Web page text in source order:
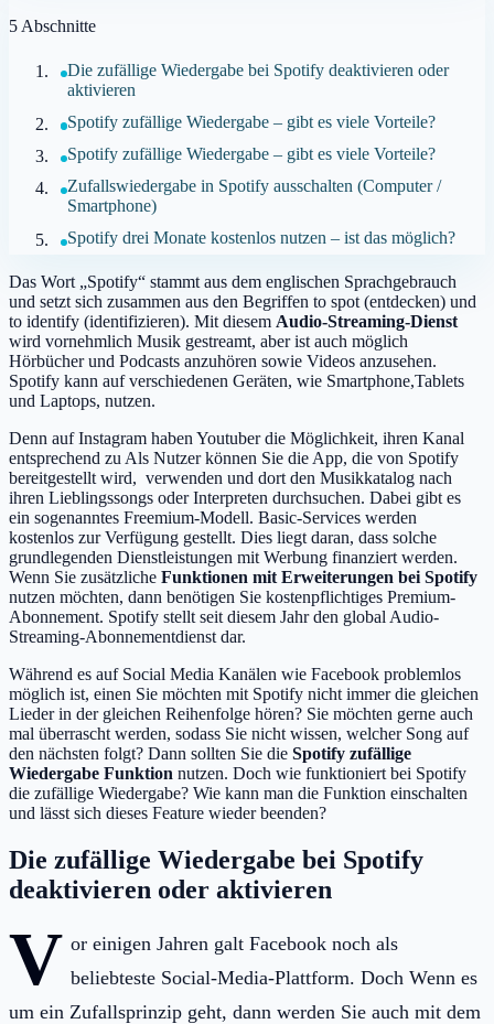
5 Abschnitte
Die zufällige Wiedergabe bei Spotify deaktivieren oder
aktivieren
Spotify zufällige Wiedergabe – gibt es viele Vorteile?
Spotify zufällige Wiedergabe – gibt es viele Vorteile?
Zufallswiedergabe in Spotify ausschalten (Computer /
Smartphone)
Spotify drei Monate kostenlos nutzen – ist das möglich?
Das Wort „Spotify“ stammt aus dem englischen Sprachgebrauch
und setzt sich zusammen aus den Begriffen to spot (entdecken) und
to identify (identifizieren). Mit diesem Audio-Streaming-Dienst
wird vornehmlich Musik gestreamt, aber ist auch möglich
Hörbücher und Podcasts anzuhören sowie Videos anzusehen.
Spotify kann auf verschiedenen Geräten, wie Smartphone,Tablets
und Laptops, nutzen.
Denn auf Instagram haben Youtuber die Möglichkeit, ihren Kanal
entsprechend zu Als Nutzer können Sie die App, die von Spotify
bereitgestellt wird, verwenden und dort den Musikkatalog nach
ihren Lieblingssongs oder Interpreten durchsuchen. Dabei gibt es
ein sogenanntes Freemium-Modell. Basic-Services werden
kostenlos zur Verfügung gestellt. Dies liegt daran, dass solche
grundlegenden Dienstleistungen mit Werbung finanziert werden.
Wenn Sie zusätzliche Funktionen mit Erweiterungen bei Spotify
nutzen möchten, dann benötigen Sie kostenpflichtiges Premium-
Abonnement. Spotify stellt seit diesem Jahr den global Audio-
Streaming-Abonnementdienst dar.
Während es auf Social Media Kanälen wie Facebook problemlos
möglich ist, einen Sie möchten mit Spotify nicht immer die gleichen
Lieder in der gleichen Reihenfolge hören? Sie möchten gerne auch
mal überrascht werden, sodass Sie nicht wissen, welcher Song auf
den nächsten folgt? Dann sollten Sie die Spotify zufällige
Wiedergabe Funktion nutzen. Doch wie funktioniert bei Spotify
die zufällige Wiedergabe? Wie kann man die Funktion einschalten
und lässt sich dieses Feature wieder beenden?
Die zufällige Wiedergabe bei Spotify
deaktivieren oder aktivieren
V or einigen Jahren galt Facebook noch als
beliebteste Social-Media-Plattform. Doch Wenn es
um ein Zufallsprinzip geht, dann werden Sie auch mit dem